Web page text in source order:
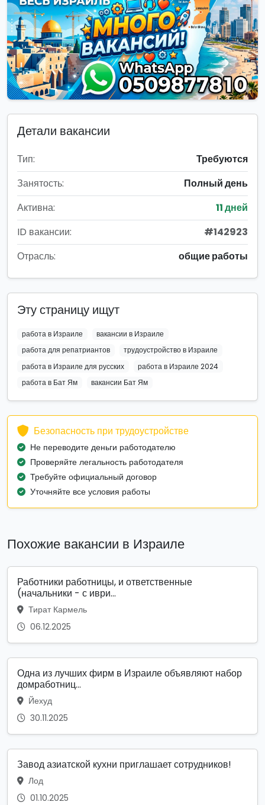
Детали вакансии
Тип:
Требуются
Занятость:
Полный день
Активна:
11 дней
ID вакансии:
#142923
Отрасль:
общие работы
Эту страницу ищут
работа в Израиле
вакансии в Израиле
работа для репатриантов
трудоустройство в Израиле
работа в Израиле для русских
работа в Израиле 2024
работа в Бат Ям
вакансии Бат Ям
Безопасность при трудоустройстве
Не переводите деньги работодателю
Проверяйте легальность работодателя
Требуйте официальный договор
Уточняйте все условия работы
Похожие вакансии в Израиле
Работники работницы, и ответственные
(начальники - с иври...
Тират Кармель
06.12.2025
Одна из лучших фирм в Израиле объявляют набор
домработниц...
Йехуд
30.11.2025
Завод азиатской кухни приглашает сотрудников!
Лод
01.10.2025